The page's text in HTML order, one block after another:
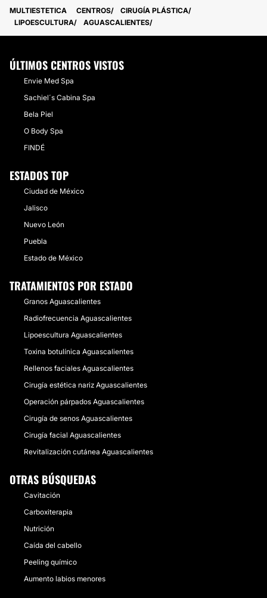
MULTIESTETICA CENTROS
CIRUGÍA PLÁSTICA
LIPOESCULTURA
AGUASCALIENTES
ÚLTIMOS CENTROS VISTOS
Envie Med Spa
Sachiel´s Cabina Spa
Bela Piel
O Body Spa
FINDÉ
ESTADOS TOP
Ciudad de México
Jalisco
Nuevo León
Puebla
Estado de México
TRATAMIENTOS POR ESTADO
Granos Aguascalientes
Radiofrecuencia Aguascalientes
Lipoescultura Aguascalientes
Toxina botulínica Aguascalientes
Rellenos faciales Aguascalientes
Cirugía estética nariz Aguascalientes
Operación párpados Aguascalientes
Cirugía de senos Aguascalientes
Cirugía facial Aguascalientes
Revitalización cutánea Aguascalientes
OTRAS BÚSQUEDAS
Cavitación
Carboxiterapia
Nutrición
Caída del cabello
Peeling químico
Aumento labios menores